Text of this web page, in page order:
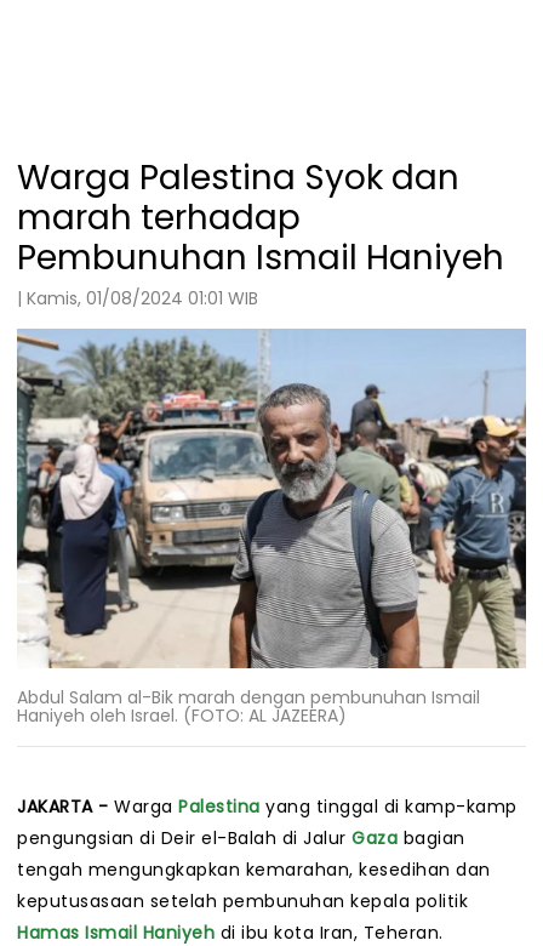
Warga Palestina Syok dan
marah terhadap
Pembunuhan Ismail Haniyeh
| Kamis, 01/08/2024 01:01 WIB
Abdul Salam al-Bik marah dengan pembunuhan Ismail
Haniyeh oleh Israel. (FOTO: AL JAZEERA)
JAKARTA - Warga Palestina yang tinggal di kamp-kamp
pengungsian di Deir el-Balah di Jalur Gaza bagian
tengah mengungkapkan kemarahan, kesedihan dan
keputusasaan setelah pembunuhan kepala politik
Hamas Ismail Haniyeh di ibu kota Iran, Teheran.